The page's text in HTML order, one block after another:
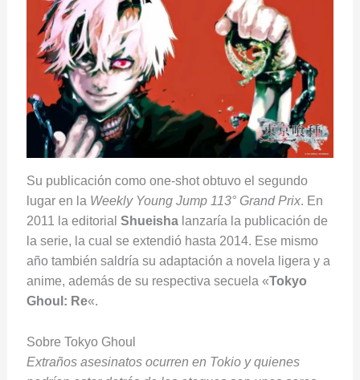
Su publicación como one-shot obtuvo el segundo
lugar en la Weekly Young Jump 113° Grand Prix. En
2011 la editorial Shueishalanzaría la publicación de
la serie, la cual se extendió hasta 2014. Ese mismo
año también saldría su adaptación a novela ligera y a
anime, además de su respectiva secuela «Tokyo
Ghoul: Re«.
Sobre Tokyo Ghoul
Extraños asesinatos ocurren en Tokio y quienes